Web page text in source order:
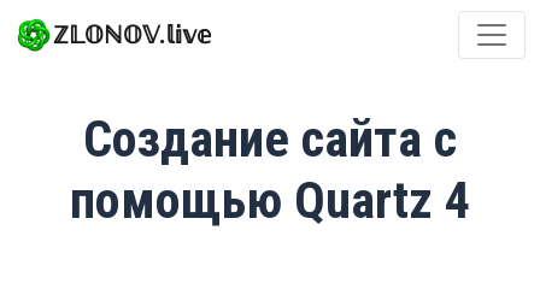
ℤ𝕃𝕆ℕ𝕆𝕍.𝕝𝕚𝕧𝕖
Создание сайта с
помощью Quartz 4